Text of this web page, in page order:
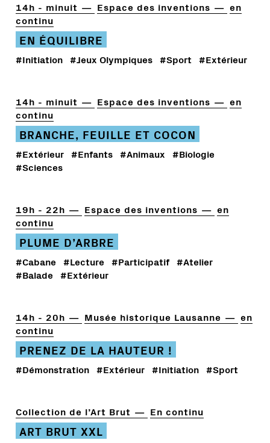
14h - minuit Espace des inventions
en
continu
EN ÉQUILIBRE
#Initiation #Jeux Olympiques #Sport #Extérieur
14h - minuit Espace des inventions
en
continu
BRANCHE, FEUILLE ET COCON
#Extérieur #Enfants #Animaux #Biologie
#Sciences
19h - 22h Espace des inventions
en
continu
PLUME D’ARBRE
#Cabane #Lecture #Participatif #Atelier
#Balade #Extérieur
14h - 20h Musée historique Lausanne
en
continu
PRENEZ DE LA HAUTEUR !
#Démonstration #Extérieur #Initiation #Sport
Collection de l’Art Brut En continu
ART BRUT XXL